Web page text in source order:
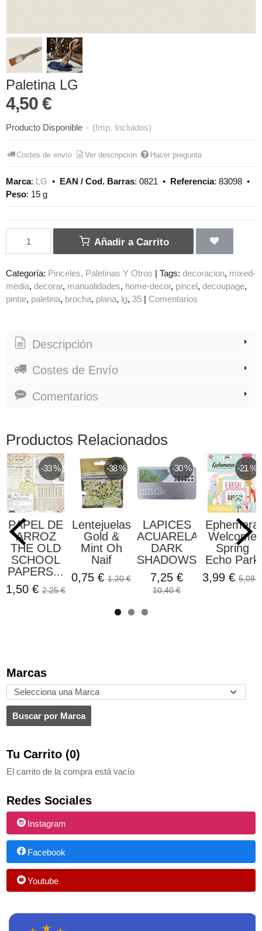
Marcas
Tu Carrito (0)
El carrito de la compra está vacío
Redes Sociales
Instagram
Facebook
Youtube
Paletina LG
4,50 €
Producto Disponible - (Imp. Incluidos)
Costes de envío Ver descripción Hacer pregunta
Marca: LG • EAN / Cod. Barras: 0821 • Referencia: 83098 •
Peso: 15 g
Añadir a Carrito
Categoría: Pinceles, Paletinas Y Otros Tags: decoracion mixed-
media decorar manualidades home-decor pincel
decoupage
pintar paletina brocha plana lg 35 Comentarios
Descripción
Costes de Envío
Comentarios
Productos Relacionados
-33 %
PAPEL DE
ARROZ
THE OLD
SCHOOL
PAPERS...
1,50 € 2,25 €
-38 %
Lentejuelas
Gold &
Mint Oh
Naif
0,75 € 1,20 €
-30 %
LAPICES
ACUARELABLES
DARK
SHADOWS...
7,25 €
10,40 €
-21 %
Ephemera
Welcome
Spring
Echo Park
3,99 € 5,08 €